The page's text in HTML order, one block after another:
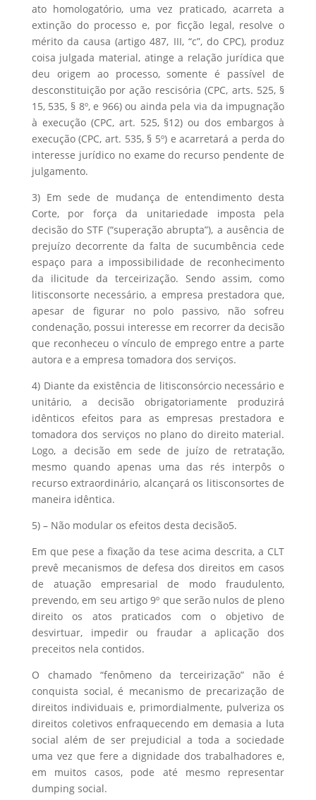
ato homologatório, uma vez praticado, acarreta a
extinção do processo e, por ficção legal, resolve o
mérito da causa (artigo 487, III, “c”, do CPC), produz
coisa julgada material, atinge a relação jurídica que
deu origem ao processo, somente é passível de
desconstituição por ação rescisória (CPC, arts. 525, §
15, 535, § 8º, e 966) ou ainda pela via da impugnação
à execução (CPC, art. 525, §12) ou dos embargos à
execução (CPC, art. 535, § 5º) e acarretará a perda do
interesse jurídico no exame do recurso pendente de
julgamento.
3) Em sede de mudança de entendimento desta
Corte, por força da unitariedade imposta pela
decisão do STF (“superação abrupta”), a ausência de
prejuízo decorrente da falta de sucumbência cede
espaço para a impossibilidade de reconhecimento
da ilicitude da terceirização. Sendo assim, como
litisconsorte necessário, a empresa prestadora que,
apesar de figurar no polo passivo, não sofreu
condenação, possui interesse em recorrer da decisão
que reconheceu o vínculo de emprego entre a parte
autora e a empresa tomadora dos serviços.
4) Diante da existência de litisconsórcio necessário e
unitário, a decisão obrigatoriamente produzirá
idênticos efeitos para as empresas prestadora e
tomadora dos serviços no plano do direito material.
Logo, a decisão em sede de juízo de retratação,
mesmo quando apenas uma das rés interpôs o
recurso extraordinário, alcançará os litisconsortes de
maneira idêntica.
5) – Não modular os efeitos desta decisão5.
Em que pese a fixação da tese acima descrita, a CLT
prevê mecanismos de defesa dos direitos em casos
de atuação empresarial de modo fraudulento,
prevendo, em seu artigo 9º que serão nulos de pleno
direito os atos praticados com o objetivo de
desvirtuar, impedir ou fraudar a aplicação dos
preceitos nela contidos.
O chamado “fenômeno da terceirização” não é
conquista social, é mecanismo de precarização de
direitos individuais e, primordialmente, pulveriza os
direitos coletivos enfraquecendo em demasia a luta
social além de ser prejudicial a toda a sociedade
uma vez que fere a dignidade dos trabalhadores e,
em muitos casos, pode até mesmo representar
dumping social.